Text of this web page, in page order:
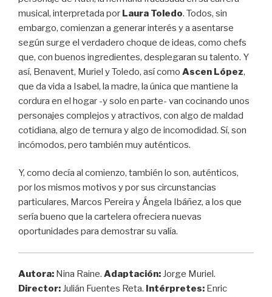
musical, interpretada por Laura Toledo. Todos, sin
embargo, comienzan a generar interés y a asentarse
según surge el verdadero choque de ideas, como chefs
que, con buenos ingredientes, desplegaran su talento. Y
así, Benavent, Muriel y Toledo, así como Ascen López,
que da vida a Isabel, la madre, la única que mantiene la
cordura en el hogar -y solo en parte- van cocinando unos
personajes complejos y atractivos, con algo de maldad
cotidiana, algo de ternura y algo de incomodidad. Sí, son
incómodos, pero también muy auténticos.
Y, como decía al comienzo, también lo son, auténticos,
por los mismos motivos y por sus circunstancias
particulares, Marcos Pereira y Ángela Ibáñez, a los que
sería bueno que la cartelera ofreciera nuevas
oportunidades para demostrar su valía.
Autora: Nina Raine. Adaptación: Jorge Muriel.
Director: Julián Fuentes Reta. Intérpretes: Enric